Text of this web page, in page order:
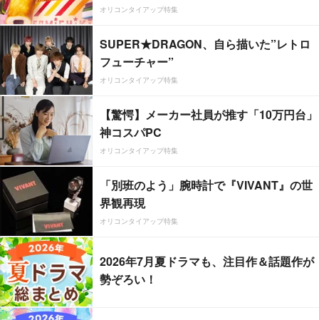
オリコンタイアップ特集
SUPER★DRAGON、自ら描いた”レトロ
フューチャー”
オリコンタイアップ特集
【驚愕】メーカー社員が推す「10万円台」
神コスパPC
オリコンタイアップ特集
「別班のよう」腕時計で『VIVANT』の世
界観再現
オリコンタイアップ特集
2026年7月夏ドラマも、注目作＆話題作が
勢ぞろい！